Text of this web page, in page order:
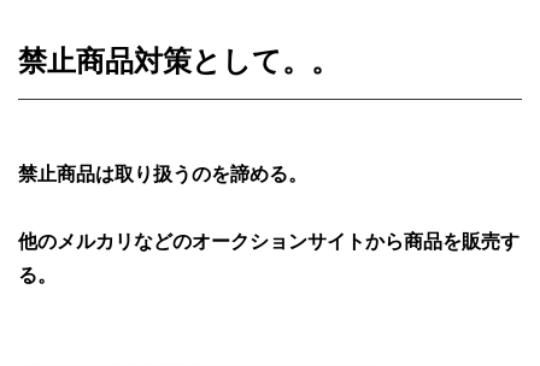
禁止商品対策として。。
禁止商品は取り扱うのを諦める。
他のメルカリなどのオークションサイトから商品を販売す
る。